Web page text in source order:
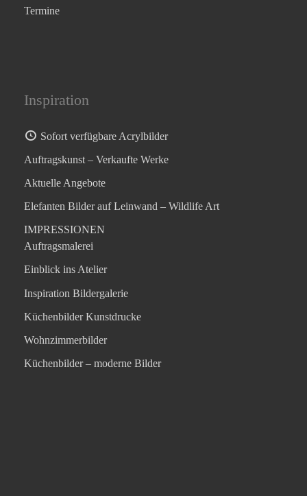
Termine
Inspiration
Sofort verfügbare Acrylbilder
Auftragskunst – Verkaufte Werke
Aktuelle Angebote
Elefanten Bilder auf Leinwand – Wildlife Art
IMPRESSIONEN
Auftragsmalerei
Einblick ins Atelier
Inspiration Bildergalerie
Küchenbilder Kunstdrucke
Wohnzimmerbilder
Küchenbilder – moderne Bilder